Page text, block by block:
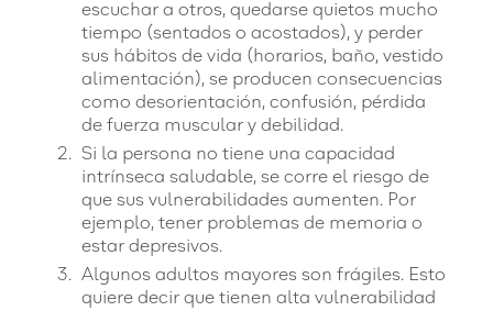
escuchar a otros, quedarse quietos mucho
tiempo (sentados o acostados), y perder
sus hábitos de vida (horarios, baño, vestido
alimentación), se producen consecuencias
como desorientación, confusión, pérdida
de fuerza muscular y debilidad.
Si la persona no tiene una capacidad
intrínseca saludable, se corre el riesgo de
que sus vulnerabilidades aumenten. Por
ejemplo, tener problemas de memoria o
estar depresivos.
Algunos adultos mayores son frágiles. Esto
quiere decir que tienen alta vulnerabilidad